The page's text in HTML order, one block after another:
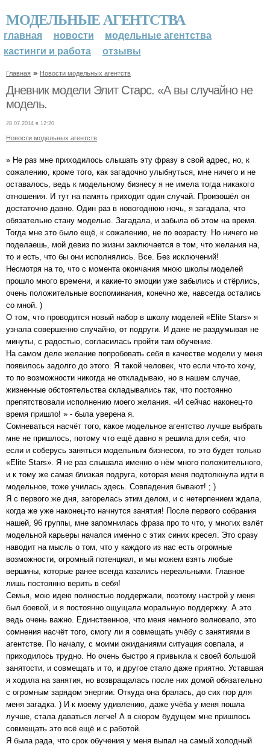
МОДЕЛЬНЫЕ АГЕНТСТВА
главная новости
модельные агентства
кастинги и работа
отзывы
Главная » Новости модельных агентств
Дневник модели Элит Старс. «А вы случайно не
модель.
28.07.2014 в 12:20
Новости модельных агентств
» Не раз мне приходилось слышать эту фразу в свой адрес, но, к
сожалению, кроме того, как загадочно улыбнуться, мне ничего и не
оставалось, ведь к модельному бизнесу я не имела тогда никакого
отношения. И тут на память приходит один случай. Произошёл он
достаточно давно. Один раз в новогоднюю ночь, я загадала, что
обязательно стану моделью. Загадала, и забыла об этом на время.
Тогда мне это было ещё, к сожалению, не по возрасту. Но ничего не
поделаешь, мой девиз по жизни заключается в том, что желания на,
то и есть, что бы они исполнялись. Все. Без исключений!
Несмотря на то, что с момента окончания мною школы моделей
прошло много времени, и какие-то эмоции уже забылись и стёрлись,
очень положительные воспоминания, конечно же, навсегда остались
со мной. )
О том, что проводится новый набор в школу моделей «Elite Stars» я
узнала совершенно случайно, от подруги. И даже не раздумывая не
минуты, с радостью, согласилась пройти там обучение.
На самом деле желание попробовать себя в качестве модели у меня
появилось задолго до этого. Я такой человек, что если что-то хочу,
то по возможности никогда не откладываю, но в нашем случае,
жизненные обстоятельства складывались так, что постоянно
препятствовали исполнению моего желания. «И сейчас наконец-то
время пришло! » - была уверена я.
Сомневаться насчёт того, какое модельное агентство лучше выбрать
мне не пришлось, потому что ещё давно я решила для себя, что
если и соберусь заняться модельным бизнесом, то это будет только
«Elite Stars». Я не раз слышала именно о нём много положительного,
и к тому же самая близкая подруга, которая меня подтолкнула идти в
модельное, тоже училась здесь. Совпадения бывают! ; )
Я с первого же дня, загорелась этим делом, и с нетерпением ждала,
когда же уже наконец-то начнутся занятия! После первого собрания
нашей, 96 группы, мне запомнилась фраза про то что, у многих взлёт
модельной карьеры начался именно с этих синих кресел. Это сразу
наводит на мысль о том, что у каждого из нас есть огромные
возможности, огромный потенциал, и мы можем взять любые
вершины, которые ранее всегда казались нереальными. Главное
лишь постоянно верить в себя!
Семья, мою идею полностью поддержали, поэтому настрой у меня
был боевой, и я постоянно ощущала моральную поддержку. А это
ведь очень важно. Единственное, что меня немного волновало, это
сомнения насчёт того, смогу ли я совмещать учёбу с занятиями в
агентстве. По началу, с моими ожиданиями ситуация совпала, и
приходилось трудно. Но очень быстро я привыкла к своей большой
занятости, и совмещать и то, и другое стало даже приятно. Уставшая
я ходила на занятия, но возвращалась после них домой обязательно
с огромным зарядом энергии. Откуда она бралась, до сих пор для
меня загадка. ) И к моему удивлению, даже учёба у меня пошла
лучше, стала даваться легче! А в скором будущем мне пришлось
совмещать это всё ещё и с работой.
Я была рада, что срок обучения у меня выпал на самый холодный